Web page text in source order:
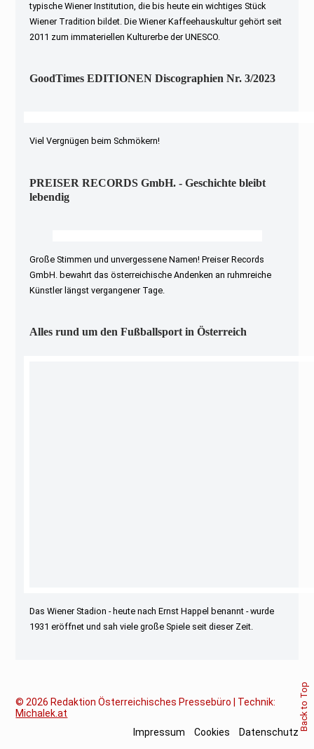
typische Wiener Institution, die bis heute ein wichtiges Stück
Wiener Tradition bildet. Die Wiener Kaffeehauskultur gehört seit
2011 zum immateriellen Kulturerbe der UNESCO.
GoodTimes EDITIONEN Discographien Nr. 3/2023
Viel Vergnügen beim Schmökern!
PREISER RECORDS GmbH. - Geschichte bleibt
lebendig
Große Stimmen und unvergessene Namen! Preiser Records
GmbH. bewahrt das österreichische Andenken an ruhmreiche
Künstler längst vergangener Tage.
Alles rund um den Fußballsport in Österreich
Das Wiener Stadion - heute nach Ernst Happel benannt - wurde
1931 eröffnet und sah viele große Spiele seit dieser Zeit.
© 2026 Redaktion Österreichisches Pressebüro | Technik:
Michalek.at
Impressum
Cookies Datenschutz
Back to Top